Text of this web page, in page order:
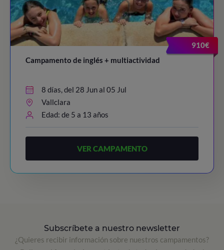
910€
Campamento de inglés + multiactividad
8 días, del 28 Jun al 05 Jul
Vallclara
Edad: de 5 a 13 años
VER CAMPAMENTO
Subscríbete a nuestro newsletter
¿Quieres recibir información sobre nuestros campamentos?